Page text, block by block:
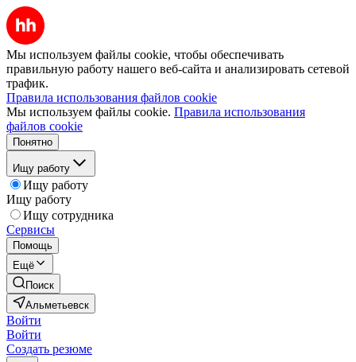
Мы используем файлы cookie, чтобы обеспечивать
правильную работу нашего веб-сайта и анализировать сетевой
трафик.
Правила использования файлов cookie
Мы используем файлы cookie. Правила использования
файлов cookie
Понятно
Ищу работу
Ищу работу
Ищу работу
Ищу сотрудника
Сервисы
Помощь
Ещё
Поиск
Альметьевск
Войти
Войти
Создать резюме